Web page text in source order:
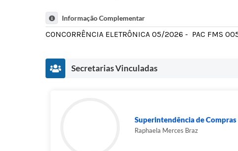
Informação Complementar
CONCORRÊNCIA ELETRÔNICA 05/2026 - PAC FMS
Secretarias Vinculadas
Superintendência de
Raphaela Merces Braz